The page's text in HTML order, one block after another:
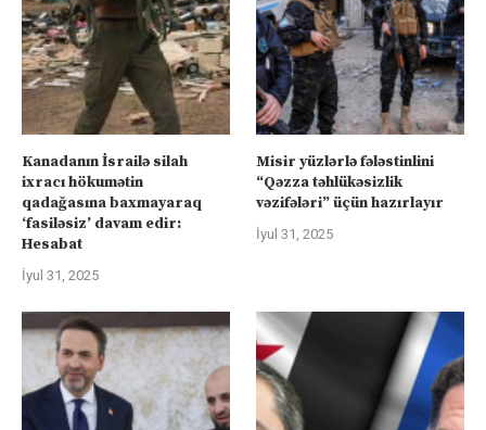
Kanadanın İsrailə silah
ixracı hökumətin
qadağasına baxmayaraq
‘fasiləsiz’ davam edir:
Hesabat
İyul 31, 2025
Misir yüzlərlə fələstinlini
“Qəzza təhlükəsizlik
vəzifələri” üçün hazırlayır
İyul 31, 2025